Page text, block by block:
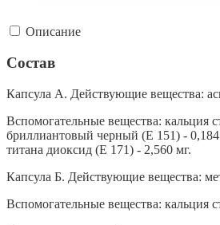
Описание
Состав
Капсула А. Действующие вещества:
Вспомогательные вещества: кальция
бриллиантовый черный (Е 151) -
титана диоксид (Е 171) - 2,560 мг.
Капсула Б. Действующие вещества:
Вспомогательные вещества: кальция